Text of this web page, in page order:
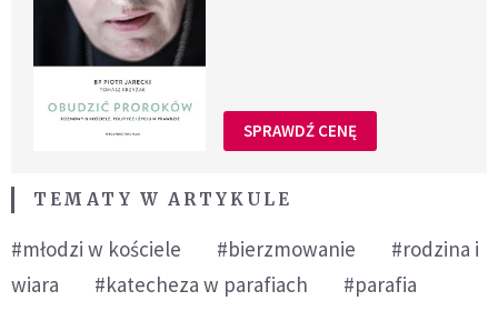
SPRAWDŹ CENĘ
TEMATY W ARTYKULE
#młodzi w kościele #bierzmowanie
#rodzina i
wiara
#katecheza w parafiach #parafia